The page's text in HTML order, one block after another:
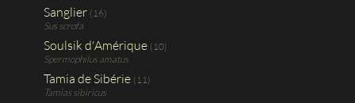
Sanglier (16)
Sus scrofa
Soulsik d'Amérique (10)
Spermophilus amatus
Tamia de Sibérie (11)
Tamias sibiricus